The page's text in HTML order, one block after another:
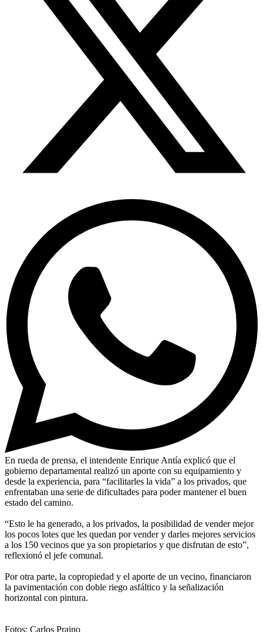
En rueda de prensa, el intendente Enrique Antía explicó que el
gobierno departamental realizó un aporte con su equipamiento y
desde la experiencia, para “facilitarles la vida” a los privados, que
enfrentaban una serie de dificultades para poder mantener el buen
estado del camino.
“Esto le ha generado, a los privados, la posibilidad de vender mejor
los pocos lotes que les quedan por vender y darles mejores servicios
a los 150 vecinos que ya son propietarios y que disfrutan de esto”,
reflexionó el jefe comunal.
Por otra parte, la copropiedad y el aporte de un vecino, financiaron
la pavimentación con doble riego asfáltico y la señalización
horizontal con pintura.
Fotos: Carlos Praino